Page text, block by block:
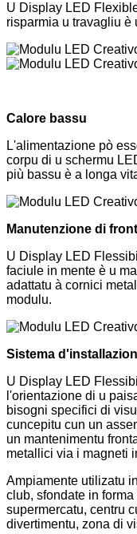
U Display LED
risparmia u travagliu è
Calore bassu
L'alimentazione pò
corpu di u schermu
più bassu è a longa
Manutenzione di
U Display LED
faciule in mente è u
adattatu à cornici
modulu.
Sistema
U Display LED
l'orientazione di u
bisogni specifici di
cuncepitu cun un
un mantenimentu
metallici via i magneti
Ampiamente utilizatu
club, sfondate in
supermercatu, centru
divertimentu, zona di